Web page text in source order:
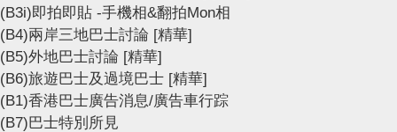
(B3i)即拍即貼 -手機相&翻拍Mon相
(B4)兩岸三地巴士討論 [精華]
(B5)外地巴士討論 [精華]
(B6)旅遊巴士及過境巴士 [精華]
(B1)香港巴士廣告消息/廣告車行踪
(B7)巴士特別所見